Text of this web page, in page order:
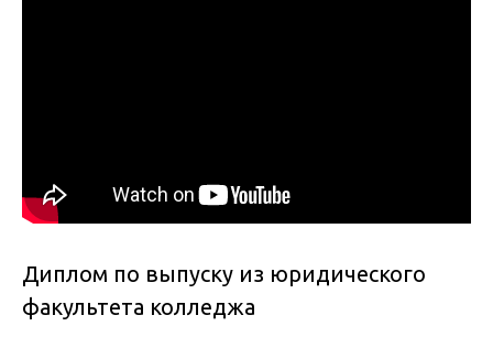
Диплом по выпуску из юридического
факультета колледжа